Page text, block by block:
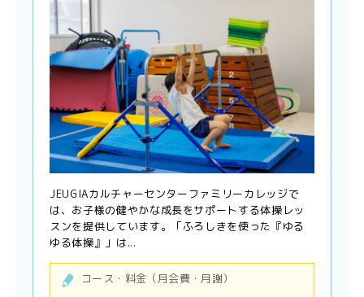
JEUGIAカルチャーセンターファミリーカレッジで
は、お子様の健やかな成長をサポートする体操レッ
スンを提供しています。「ふろしきを使った『ゆる
ゆる体操』」は...
コース・料金（月会費・月謝）